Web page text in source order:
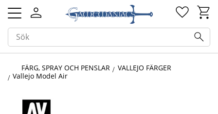
Meny
FÄRG, SPRAY OCH PENSLAR
VALLEJO FÄRGER
Vallejo Model Air